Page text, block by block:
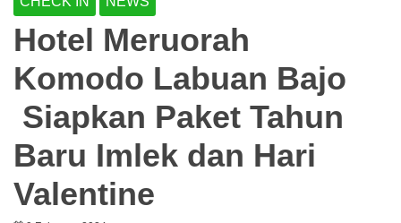
Hotel Meruorah
Komodo Labuan Bajo
Siapkan Paket Tahun
Baru Imlek dan Hari
Valentine